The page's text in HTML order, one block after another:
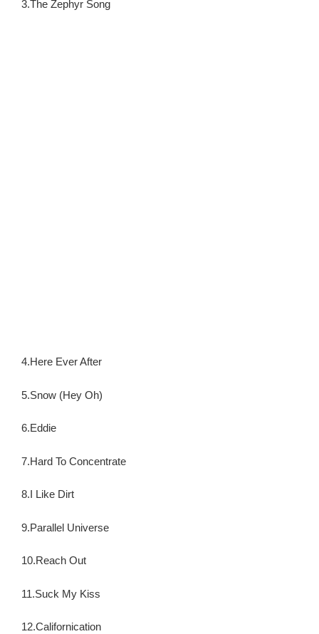
3.The Zephyr Song
4.Here Ever After
5.Snow (Hey Oh)
6.Eddie
7.Hard To Concentrate
8.I Like Dirt
9.Parallel Universe
10.Reach Out
11.Suck My Kiss
12.Californication